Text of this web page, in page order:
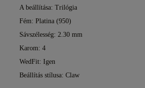
A beállítása: Trilógia
Fém: Platina (950)
Sávszélesség: 2.30 mm
Karom: 4
WedFit: Igen
Beállítás stílusa: Claw